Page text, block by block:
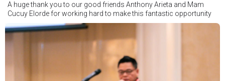
A huge thank you to our good friends Anthony Arieta and Mam
Cucuy Elorde for working hard to make this fantastic opportunity
We hope to have some exciting news to share very soon!